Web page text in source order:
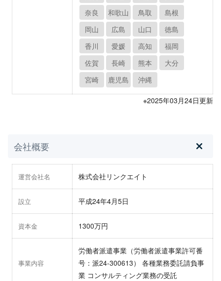
奈良
和歌山 鳥取
島根
岡山
広島 山口
徳島
香川
愛媛 高知
福岡
佐賀
長崎 熊本
大分
宮崎
鹿児島 沖縄
※2025年03月24日更新
会社概要
運営会社名 株式会社リンクエイト
設立 平成24年4月5日
資本金 1300万円
事業内容
労働者派遣事業（労働者派遣事業許可番
号：派24-300613） 各種業務委託請負事
業 コンサルティング業務の受託